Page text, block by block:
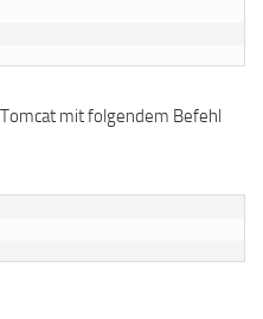
mit folgendem Befehl